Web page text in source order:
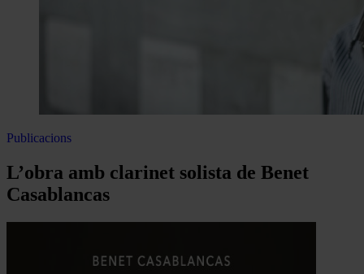
Publicacions
L’obra amb clarinet solista de Benet
Casablancas